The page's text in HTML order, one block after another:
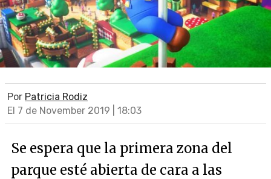
Por Patricia Rodiz
El 7 de November 2019 | 18:03
Se espera que la primera zona del
parque esté abierta de cara a las